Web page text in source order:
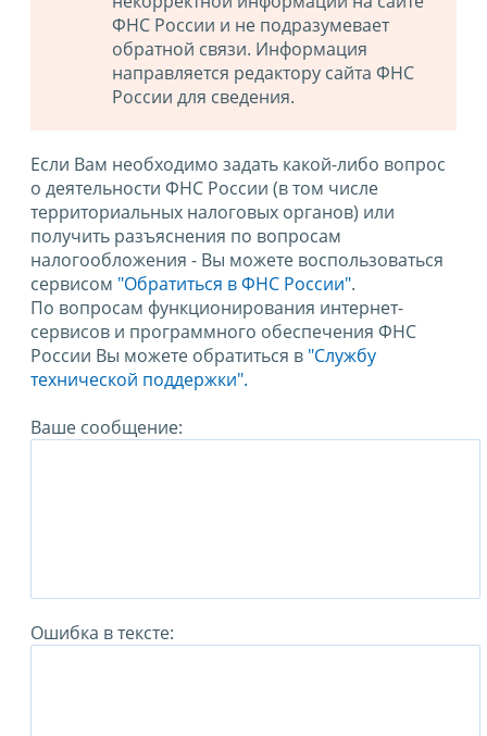
ФНС России и не подразумевает
обратной связи. Информация
направляется редактору сайта ФНС
России для сведения.
Если Вам необходимо задать какой-либо вопрос
о деятельности ФНС России (в том числе
территориальных налоговых органов) или
получить разъяснения по вопросам
налогообложения - Вы можете воспользоваться
сервисом "Обратиться в ФНС России".
По вопросам функционирования интернет-
сервисов и программного обеспечения ФНС
России Вы можете обратиться в "Службу
технической поддержки".
Ваше сообщение:
Ошибка в тексте: